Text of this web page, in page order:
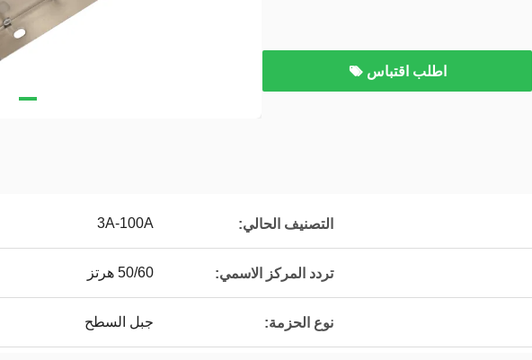
اطلب اقتباس
التصنيف الحالي: 3A-100A
تردد المركز الاسمي: 50/60 هرتز
نوع الحزمة: جبل السطح